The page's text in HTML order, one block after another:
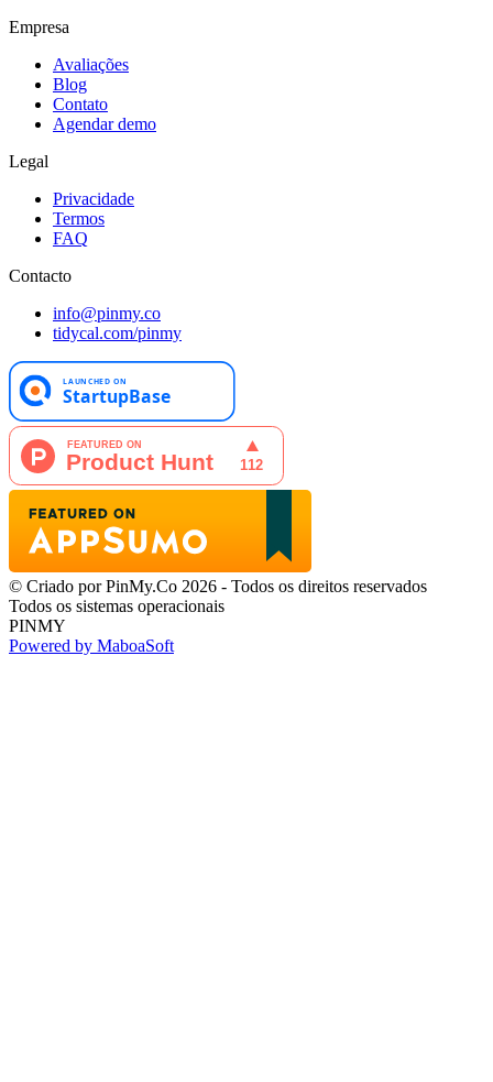
Empresa
Avaliações
Blog
Contato
Agendar demo
Legal
Privacidade
Termos
FAQ
Contacto
info@pinmy.co
tidycal.com/pinmy
© Criado por PinMy.Co 2026 - Todos os direitos reservados
Todos os sistemas operacionais
PINMY
Powered by MaboaSoft